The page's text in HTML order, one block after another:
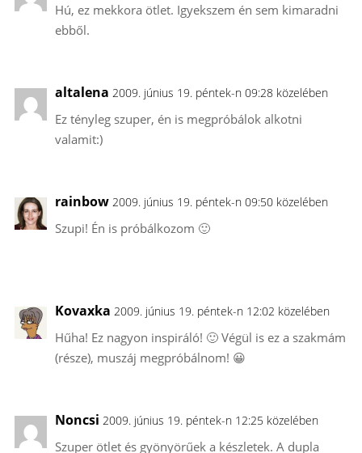
Hú, ez mekkora ötlet. Igyekszem én sem kimaradni
ebből.
altalena 2009. június 19. péntek-n 09:28 közelében
Ez tényleg szuper, én is megpróbálok alkotni
valamit:)
rainbow 2009. június 19. péntek-n 09:50 közelében
Szupi! Én is próbálkozom 🙂
Kovaxka 2009. június 19. péntek-n 12:02 közelében
Hűha! Ez nagyon inspiráló! 🙂 Végül is ez a szakmám
(része), muszáj megpróbálnom! 😀
Noncsi 2009. június 19. péntek-n 12:25 közelében
Szuper ötlet és gyönyörűek a készletek. A dupla